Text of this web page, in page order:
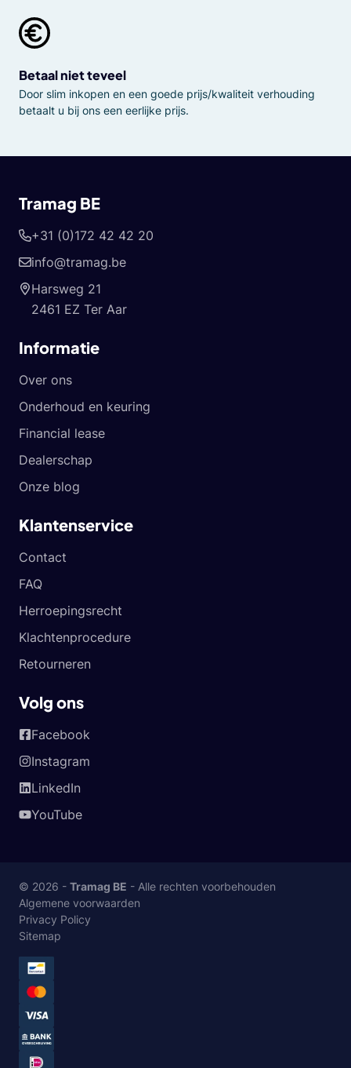
Betaal niet teveel
Door slim inkopen en een goede prijs/kwaliteit verhouding
betaalt u bij ons een eerlijke prijs.
Tramag BE
+31 (0)172 42 42 20
info@tramag.be
Harsweg 21
2461 EZ Ter Aar
Informatie
Over ons
Onderhoud en keuring
Financial lease
Dealerschap
Onze blog
Klantenservice
Contact
FAQ
Herroepingsrecht
Klachtenprocedure
Retourneren
Volg ons
Facebook
Instagram
LinkedIn
YouTube
© 2026 - Tramag BE - Alle rechten voorbehouden
Algemene voorwaarden
Privacy Policy
Sitemap